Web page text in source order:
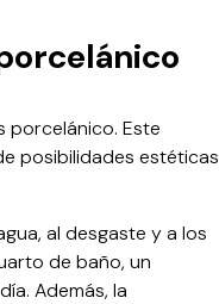
porcelánico. Este
posibilidades estéticas
al desgaste y a los
de baño, un
Además, la